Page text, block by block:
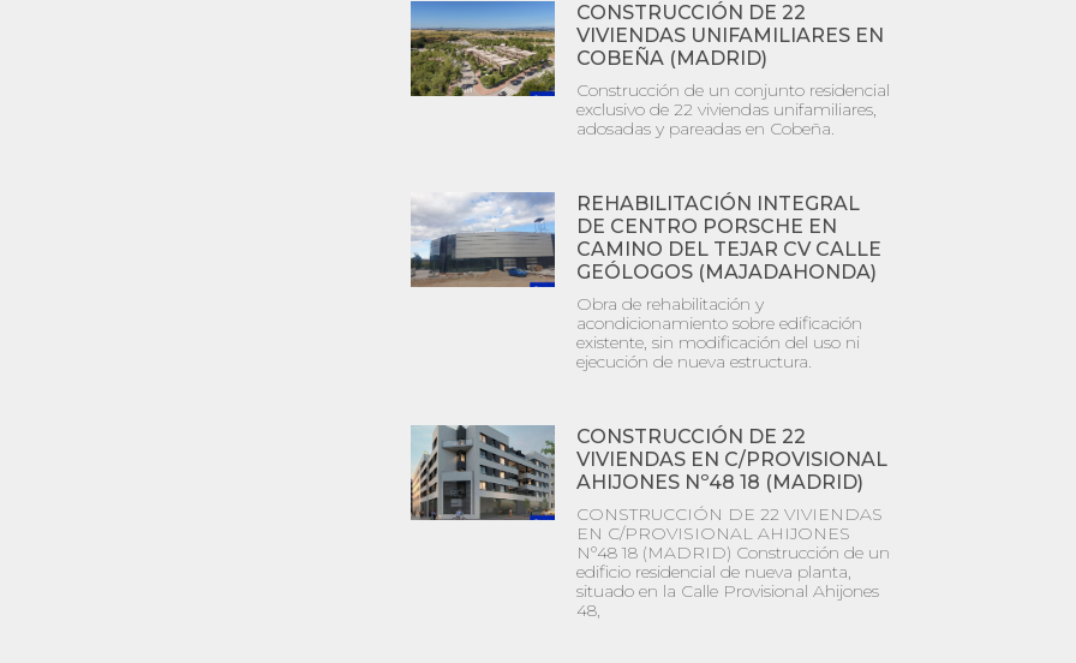
CONSTRUCCIÓN DE 22
VIVIENDAS UNIFAMILIARES EN
COBEÑA (MADRID)
Construcción de un conjunto residencial
exclusivo de 22 viviendas unifamiliares,
adosadas y pareadas en Cobeña.
REHABILITACIÓN INTEGRAL
DE CENTRO PORSCHE EN
CAMINO DEL TEJAR CV CALLE
GEÓLOGOS (MAJADAHONDA)
Obra de rehabilitación y
acondicionamiento sobre edificación
existente, sin modificación del uso ni
ejecución de nueva estructura.
CONSTRUCCIÓN DE 22
VIVIENDAS EN C/PROVISIONAL
AHIJONES Nº48 18 (MADRID)
CONSTRUCCIÓN DE 22 VIVIENDAS
EN C/PROVISIONAL AHIJONES
Nº48 18 (MADRID) Construcción de un
edificio residencial de nueva planta,
situado en la Calle Provisional Ahijones
48,